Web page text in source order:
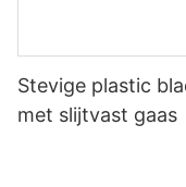
Stevige plastic
met slijtvast gaas